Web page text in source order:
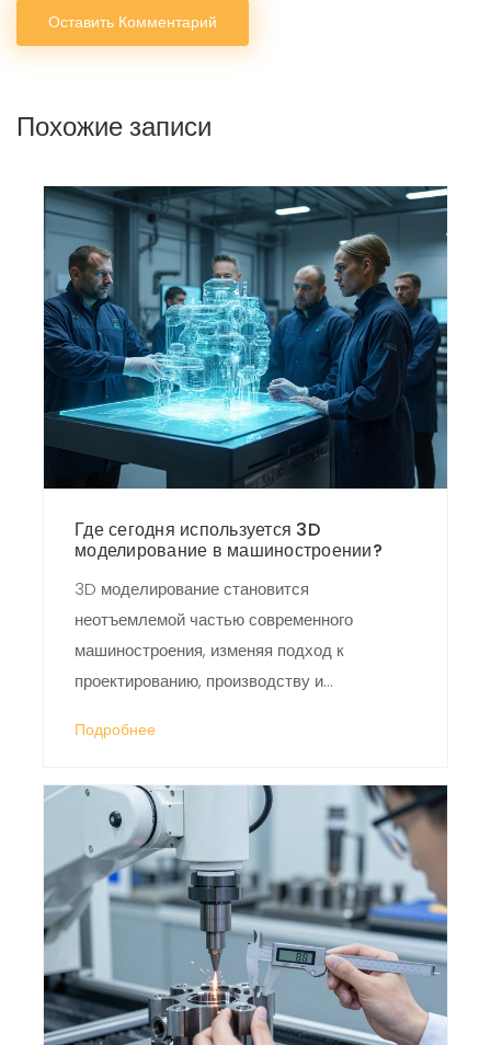
Оставить Комментарий
Похожие записи
Где сегодня используется 3D
моделирование в машиностроении?
3D моделирование становится
неотъемлемой частью современного
машиностроения, изменяя подход к
проектированию, производству и
позволяет инженерам создавать точные
значительно экономить время и ресурсы.
Приоткроем завесу над тем, как именно 3D
моделирование применяется сегодня в
различных областях машиностроения и
насколько оно улучшает качество
Подробнее